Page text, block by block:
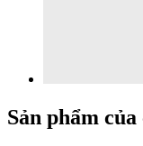
Sản phẩm